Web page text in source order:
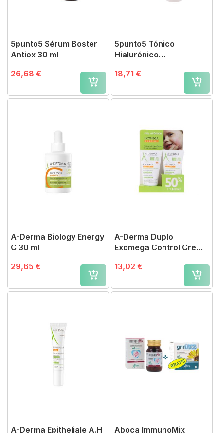
5punto5 Sérum Boster
Antiox 30 ml
26,68 €
5punto5 Tónico
Hialurónico
18,71 €
A-Derma Biology Energy
C 30 ml
29,65 €
A-Derma Duplo
Exomega Control Crema
13,02 €
A-Derma Epitheliale A.H Aboca ImmunoMix